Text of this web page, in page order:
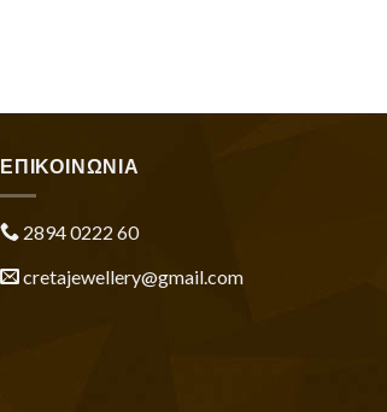
ΕΠΙΚΟΙΝΩΝΙΑ
2894 0222 60
cretajewellery@gmail.com